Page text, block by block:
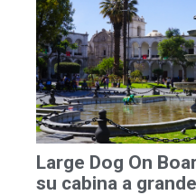
Large Dog On
su cabina a